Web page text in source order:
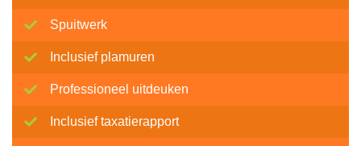
Spuitwerk
Inclusief plamuren
Professioneel uitdeuken
Inclusief taxatierapport